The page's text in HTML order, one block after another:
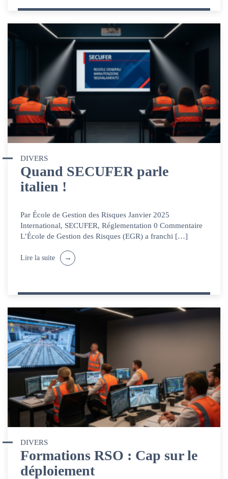
DIVERS
Quand SECUFER parle
italien !
Par École de Gestion des Risques Janvier 2025
International, SECUFER, Réglementation 0 Commentaire
L’École de Gestion des Risques (EGR) a franchi […]
Lire la suite
DIVERS
Formations RSO : Cap sur le
déploiement